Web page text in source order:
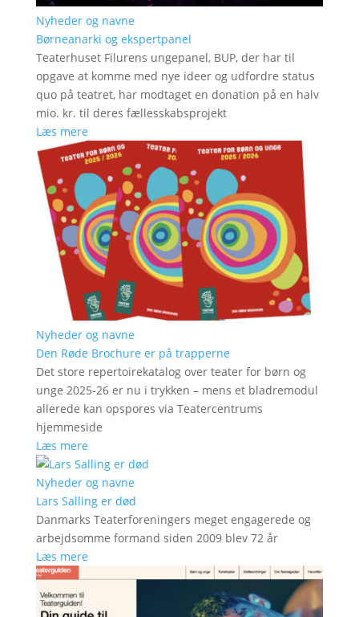
Nyheder og navne
Børneanarki og ekspertpanel
Teaterhuset Filurens ungepanel, BUP, der har til
opgave at komme med nye ideer og udfordre status
quo på teatret, har modtaget en donation på en halv
mio. kr. til deres fællesskabsprojekt
Læs mere
Nyheder og navne
Den Røde Brochure er på trapperne
Det store repertoirekatalog over teater for børn og
unge 2025-26 er nu i trykken – mens et bladremodul
allerede kan opspores via Teatercentrums
hjemmeside
Læs mere
Nyheder og navne
Lars Salling er død
Danmarks Teaterforeningers meget engagerede og
arbejdsomme formand siden 2009 blev 72 år
Læs mere